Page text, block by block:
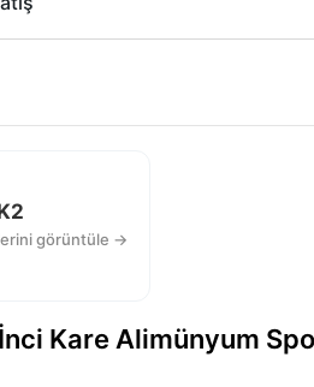
görüntüle →
Kare Alimünyum